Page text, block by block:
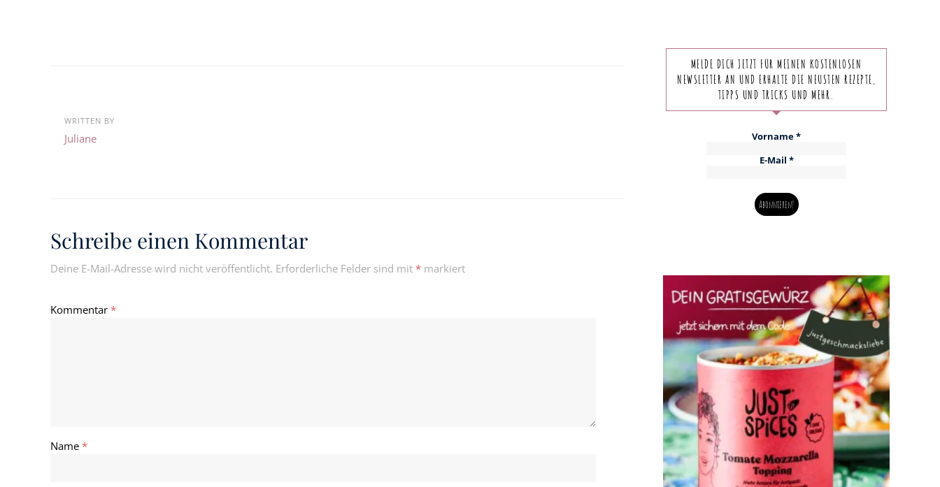
WRITTEN BY
Juliane
Schreibe einen Kommentar
Deine E-Mail-Adresse wird nicht veröffentlicht. Erforderliche Felder sind mit * markiert
Kommentar *
Name *
MELDE DICH JETZT FÜR MEINEN KOSTENLOSEN
NEWSLETTER AN UND ERHALTE DIE NEUSTEN REZEPTE,
TIPPS UND TRICKS UND MEHR.
Vorname*
E-Mail *